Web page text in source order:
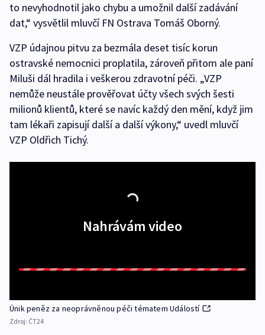
to nevyhodnotil jako chybu a umožnil další zadávání
dat,“ vysvětlil mluvčí FN Ostrava Tomáš Oborný.
VZP údajnou pitvu za bezmála deset tisíc korun
ostravské nemocnici proplatila, zároveň přitom ale paní
Miluši dál hradila i veškerou zdravotní péči. „VZP
nemůže neustále prověřovat účty všech svých šesti
milionů klientů, které se navíc každý den mění, když jim
tam lékaři zapisují další a další výkony,“ uvedl mluvčí
VZP Oldřich Tichý.
Nahrávám video
Únik peněz za neoprávněnou péči tématem Událostí
Zdroj: ČT24